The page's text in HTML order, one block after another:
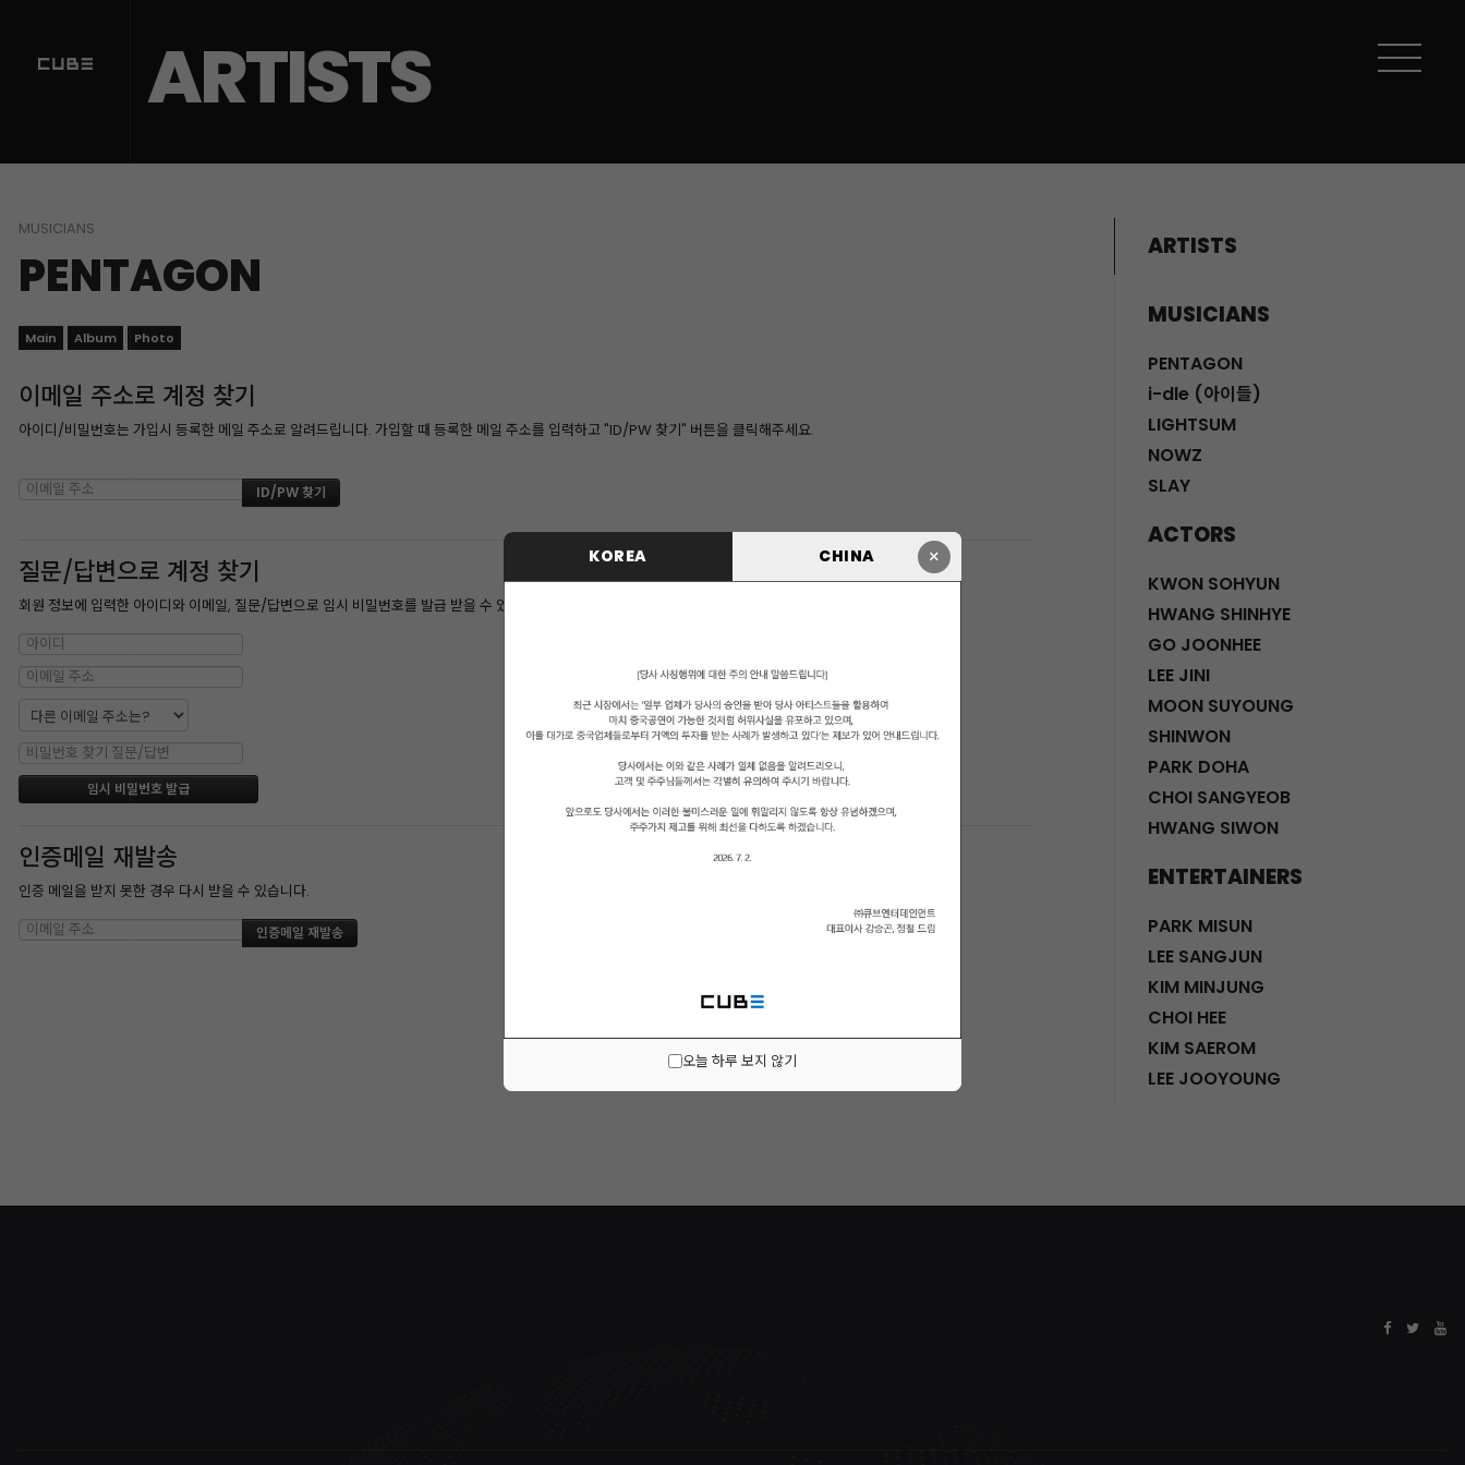
×
KOREA CHINA
오늘 하루 보지 않기
ARTISTS
MUSICIANS
PENTAGON
Main Album Photo
이메일 주소로 계정 찾기
아이디/비밀번호는 가입시 등록한 메일 주소로 알려드립니다. 가입할 때 등록한 메일 주소를 입력하고 "ID/PW 찾기" 버튼을 클릭해주세요.
질문/답변으로 계정 찾기
회원 정보에 입력한 아이디와 이메일, 질문/답변으로 임시 비밀번호를 발급 받을 수 있습니다.
인증메일 재발송
인증 메일을 받지 못한 경우 다시 받을 수 있습니다.
ARTISTS
MUSICIANS
PENTAGON
i-dle (아이들)
LIGHTSUM
NOWZ
SLAY
ACTORS
KWON SOHYUN
HWANG SHINHYE
GO JOONHEE
LEE JINI
MOON SUYOUNG
SHINWON
PARK DOHA
CHOI SANGYEOB
HWANG SIWON
ENTERTAINERS
PARK MISUN
LEE SANGJUN
KIM MINJUNG
CHOI HEE
KIM SAEROM
LEE JOOYOUNG